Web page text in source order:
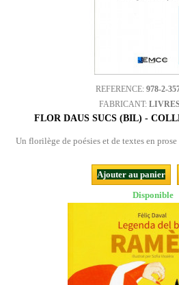
REFERENCE: 978-2-
FABRICANT:
FLOR DAUS SUCS (BIL) -
Un florilège de poésies et de textes en prose
Ajouter au panier
Disponible